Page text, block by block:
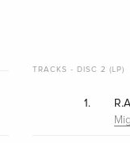
TRACKS - DISC 2 (LP)
1.